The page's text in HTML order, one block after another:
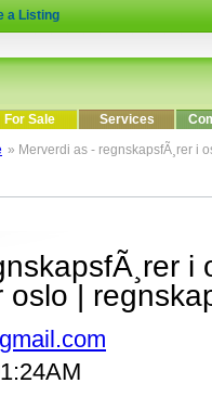
a Listing
For Sale Services
» Merverdi as - regnskapsfÃ¸rer i
i
oslo |